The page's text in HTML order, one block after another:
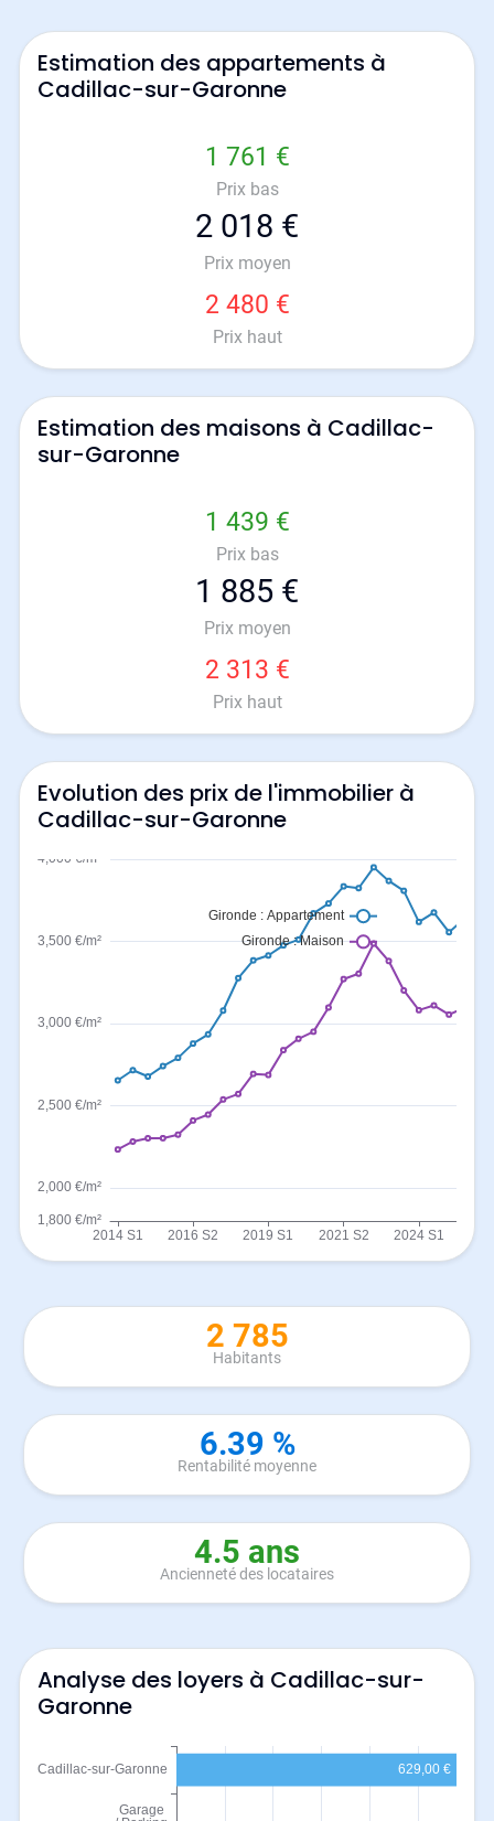
Estimation des appartements à
Cadillac-sur-Garonne
1 761 €
Prix bas
2 018 €
Prix moyen
2 480 €
Prix haut
Estimation des maisons à Cadillac-
sur-Garonne
1 439 €
Prix bas
1 885 €
Prix moyen
2 313 €
Prix haut
Evolution des prix de l'immobilier à
Cadillac-sur-Garonne
2 785
Habitants
6.39 %
Rentabilité moyenne
4.5 ans
Ancienneté des locataires
Analyse des loyers à Cadillac-sur-
Garonne